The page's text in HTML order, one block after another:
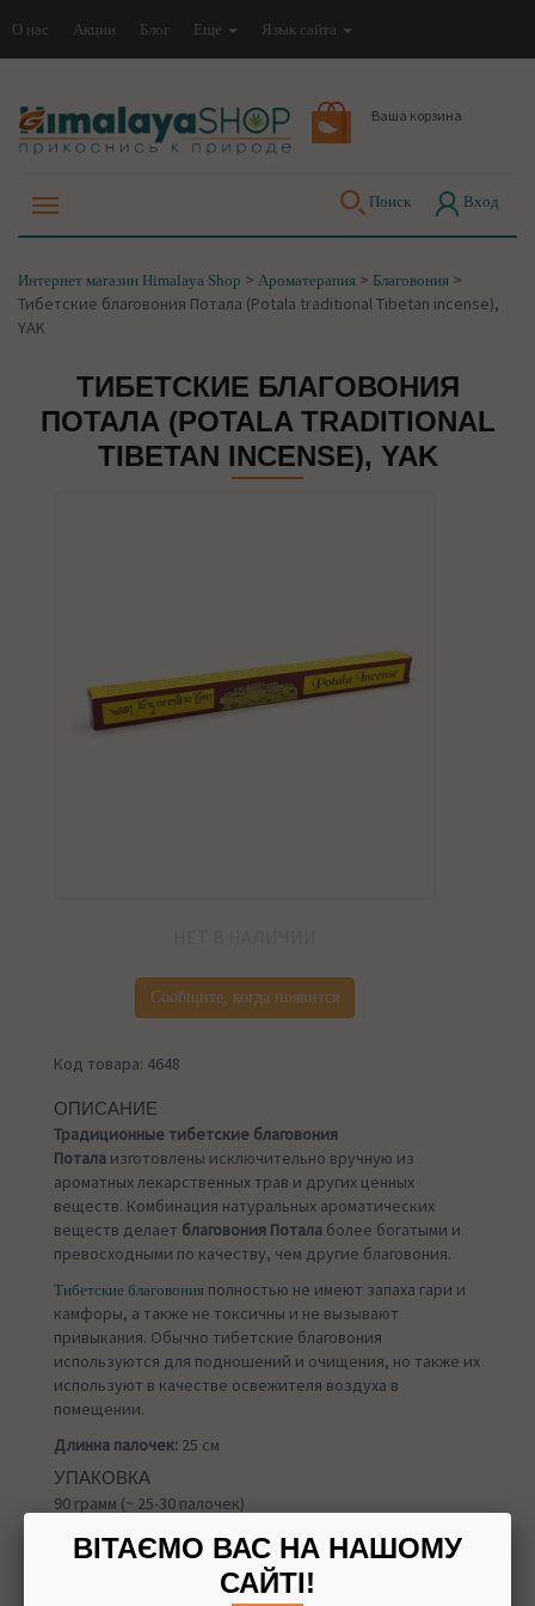
О нас Акции Блог Еще Язык сайта
Ваша корзина
Поиск Вход
Интернет магазин Himalaya Shop > Ароматерапия > Благовония >
Тибетские благовония Потала (Potala traditional Tibetan incense),
YAK
ТИБЕТСКИЕ БЛАГОВОНИЯ
ПОТАЛА (POTALA TRADITIONAL
TIBETAN INCENSE), YAK
Сообщите, когда появится
Код товара: 4648
ОПИСАНИЕ
Традиционные тибетские благовония
Потала изготовлены исключительно вручную из
ароматных лекарственных трав и других ценных
веществ. Комбинация натуральных ароматических
веществ делает благовония Потала более богатыми и
превосходными по качеству, чем другие благовония.
Тибетские благовония полностью не имеют запаха гари и
камфоры, а также не токсичны и не вызывают
привыкания. Обычно тибетские благовония
используются для подношений и очищения, но также их
используют в качестве освежителя воздуха в
помещении.
Длинна палочек: 25 см
УПАКОВКА
90 грамм (~ 25-30 палочек)
ВІТАЄМО ВАС НА НАШОМУ
САЙТІ!